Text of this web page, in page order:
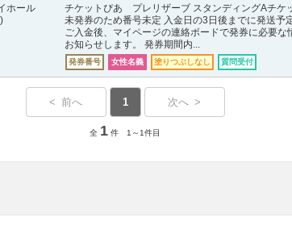
ホール
チケットぴあ プレリザーブ スタンディングAチケ
未発券のため番号未定 入金日の3日後までに発送予
ご入金後、マイページの連絡ボードで発券に必要な
お知らせします。 発券期間内...
発券番号 女性名義 塗りつぶしなし 質問受付
< 前へ 1 次へ >
全 1 件 1～1件目